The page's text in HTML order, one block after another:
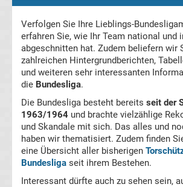
Premier
League
La
Liga
Serie
A
Verfolgen Sie Ihre Lieblings-
erfahren Sie, wie Ihr Team national und
abgeschnitten hat. Zudem beliefern wir
zahlreichen Hintergrundberichten,
und weiteren sehr interessanten
die Bundesliga.
Die Bundesliga besteht bereits seit der
1963/1964 und brachte vielzählige
und Skandale mit sich. Das alles und
haben wir thematisiert. Zudem finden
eine Übersicht aller bisherigen
Bundesliga seit ihrem Bestehen.
Interessant dürfte auch zu sehen sein,